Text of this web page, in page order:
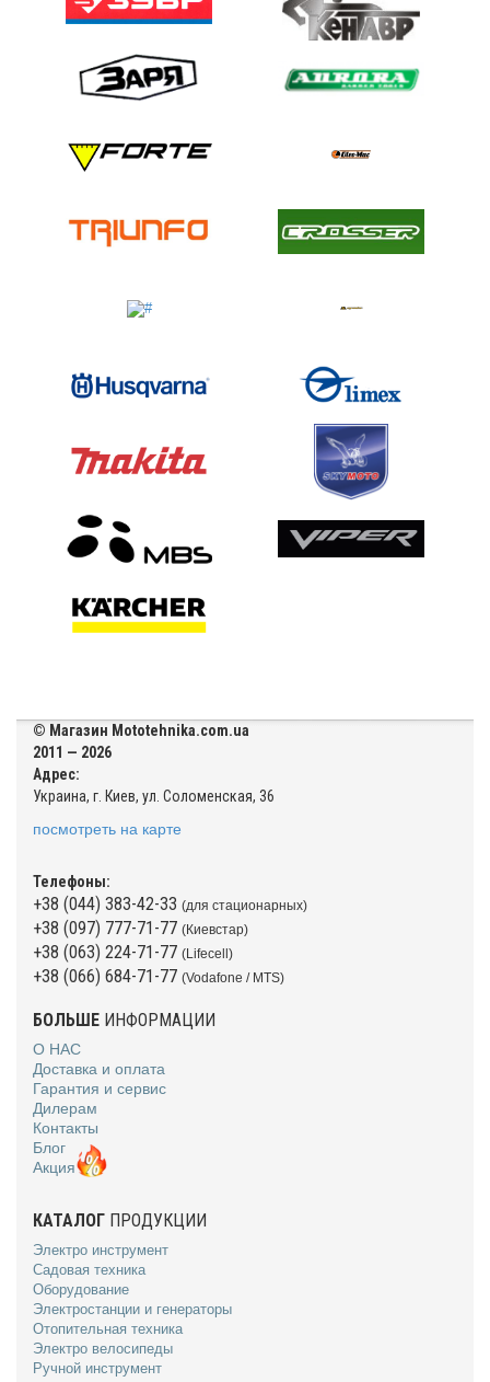
© Магазин Mototehnika.com.ua
2011 — 2026
Адрес:
Украина, г. Киев, ул. Соломенская, 36
посмотреть на карте
Телефоны:
+38 (044) 383-42-33 (для стационарных)
+38 (097) 777-71-77 (Киевстар)
+38 (063) 224-71-77 (Lifecell)
+38 (066) 684-71-77 (Vodafone / MTS)
БОЛЬШЕ ИНФОРМАЦИИ
О НАС
Доставка и оплата
Гарантия и сервис
Дилерам
Контакты
Блог
Акция
КАТАЛОГ ПРОДУКЦИИ
Электро инструмент
Садовая техника
Оборудование
Электростанции и генераторы
Отопительная техника
Электро велосипеды
Ручной инструмент